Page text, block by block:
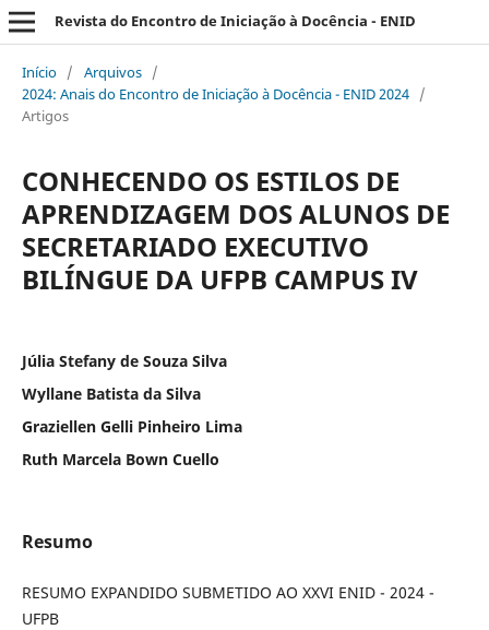
Revista do Encontro de Iniciação à Docência - ENID
Início / Arquivos /
2024: Anais do Encontro de Iniciação à Docência - ENID 2024 /
Artigos
CONHECENDO OS ESTILOS DE
APRENDIZAGEM DOS ALUNOS DE
SECRETARIADO EXECUTIVO
BILÍNGUE DA UFPB CAMPUS IV
Júlia Stefany de Souza Silva
Wyllane Batista da Silva
Graziellen Gelli Pinheiro Lima
Ruth Marcela Bown Cuello
Resumo
RESUMO EXPANDIDO SUBMETIDO AO XXVI ENID - 2024 -
UFPB